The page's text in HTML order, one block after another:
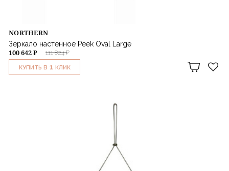
NORTHERN
Зеркало настенное Peek Oval Large
111 824 ₽
100 642 ₽
КУПИТЬ В 1 КЛИК